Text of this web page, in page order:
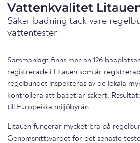
Vattenkvalitet
Säker badning tack vare
vattentester
Sammanlagt finns mer än 126
registrerade i Litauen som är
regelbundet inspekteras av de lokala
kontrollera att badet är säkert.
till Europeiska miljöbyrån.
Litauen fungerar mycket bra på
Genomsnittsvärdet för det senaste